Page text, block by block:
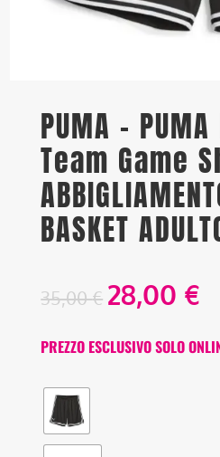
PUMA –
Team Game
BASKET
35,00€ 28,00 €
PREZZO ESCLUSIVO SOLO